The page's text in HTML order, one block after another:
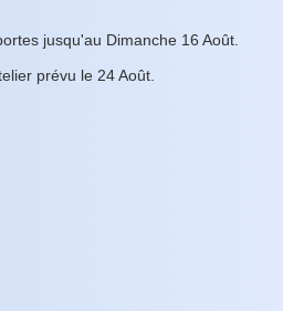
jusqu'au Dimanche 16 Août.
prévu le 24 Août.